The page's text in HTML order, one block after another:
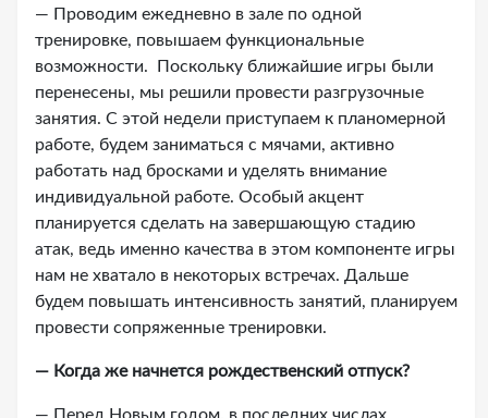
— Проводим ежедневно в зале по одной
тренировке, повышаем функциональные
возможности. Поскольку ближайшие игры были
перенесены, мы решили провести разгрузочные
занятия. С этой недели приступаем к планомерной
работе, будем заниматься с мячами, активно
работать над бросками и уделять внимание
индивидуальной работе. Особый акцент
планируется сделать на завершающую стадию
атак, ведь именно качества в этом компоненте игры
нам не хватало в некоторых встречах. Дальше
будем повышать интенсивность занятий, планируем
провести сопряженные тренировки.
— Когда же начнется рождественский отпуск?